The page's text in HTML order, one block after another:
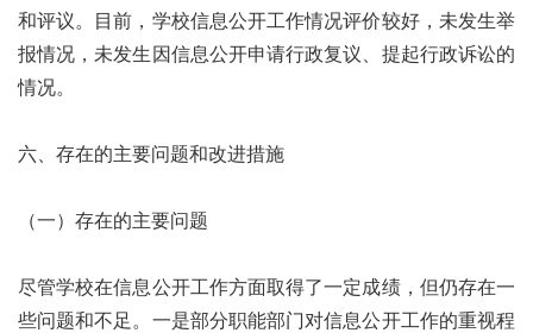
和评议。目前，学校信息公开工作情况评价较好，未发生举
报情况，未发生因信息公开申请行政复议、提起行政诉讼的
情况。
六、存在的主要问题和改进措施
（一）存在的主要问题
尽管学校在信息公开工作方面取得了一定成绩，但仍存在一
些问题和不足。一是部分职能部门对信息公开工作的重视程